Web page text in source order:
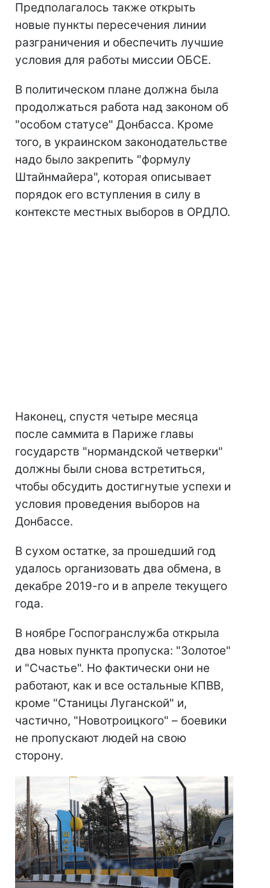
Предполагалось также открыть
новые пункты пересечения линии
разграничения и обеспечить лучшие
условия для работы миссии ОБСЕ.
В политическом плане должна была
продолжаться работа над законом об
"особом статусе" Донбасса. Кроме
того, в украинском законодательстве
надо было закрепить "формулу
Штайнмайера", которая описывает
порядок его вступления в силу в
контексте местных выборов в ОРДЛО.
Наконец, спустя четыре месяца
после саммита в Париже главы
государств "нормандской четверки"
должны были снова встретиться,
чтобы обсудить достигнутые успехи и
условия проведения выборов на
Донбассе.
В сухом остатке, за прошедший год
удалось организовать два обмена, в
декабре 2019-го и в апреле текущего
года.
В ноябре Госпогранслужба открыла
два новых пункта пропуска: "Золотое"
и "Счастье". Но фактически они не
работают, как и все остальные КПВВ,
кроме "Станицы Луганской" и,
частично, "Новотроицкого" – боевики
не пропускают людей на свою
сторону.